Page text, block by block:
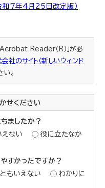
和7年4月25日改定版）
Acrobat Reader（R）」が必
社のサイト（新しいウィンド
い。
せください
ましたか？
えない
役に立たなか
すかったですか？
もいえない
わかりに